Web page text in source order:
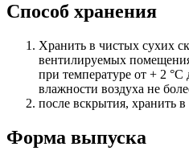
Способ хранения
Хранить в чистых сухих
вентилируемых
при температуре от + 2
влажности воздуха не
после вскрытия, хранить
Форма выпуска